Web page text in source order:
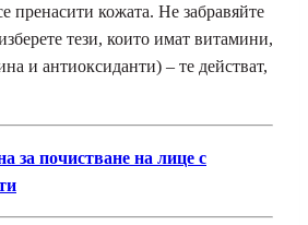
пренасити кожата. Не забравяйте
тези, които имат витамини,
и антиоксиданти) – те действат,
за почистване на лице с